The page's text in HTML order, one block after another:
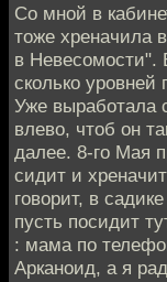
Со мной в
тоже хреначила
в Невесомости".
сколько уровней
Уже выработала
влево, чтоб он
далее. 8-го Мая
сидит и
говорит, в
пусть посидит
: мама по
Арканоид, а я